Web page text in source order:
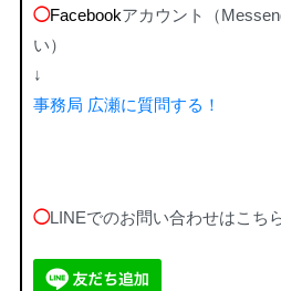
◯Facebookアカウント（
い）
↓
事務局 広瀬に質問する！
◯LINEでのお問い合わせはこち